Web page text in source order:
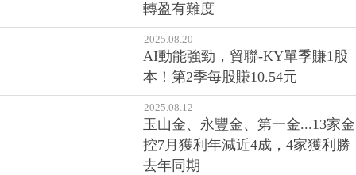
轉盈有難度
2025.08.20
AI動能強勁，貿聯-KY單季賺1股
本！第2季每股賺10.54元
2025.08.12
玉山金、永豐金、第一金...13家金
控7月獲利年減近4成，4家獲利勝
去年同期